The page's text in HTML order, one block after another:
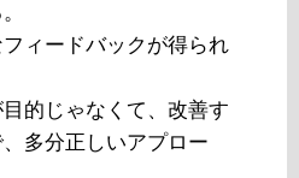
ィードバックが得られ
目的じゃなくて、改善す
多分正しいアプロー